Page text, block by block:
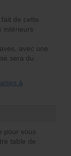
de cette
intérieurs
avec une
sera du
à
pour vous
table de